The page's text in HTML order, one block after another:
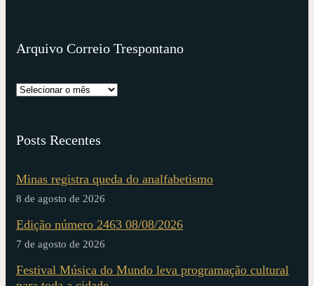
Arquivo Correio Trespontano
Posts Recentes
Minas registra queda do analfabetismo
8 de agosto de 2026
Edição número 2463 08/08/2026
7 de agosto de 2026
Festival Música do Mundo leva programação cultural